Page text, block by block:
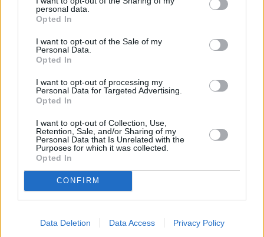
personal data.
Opted In
I want to opt-out of the Sale of my
Personal Data.
Opted In
I want to opt-out of processing my
Personal Data for Targeted Advertising.
Opted In
I want to opt-out of Collection, Use,
Retention, Sale, and/or Sharing of my
Personal Data that Is Unrelated with the
Purposes for which it was collected.
Opted In
CONFIRM
Data Deletion Data Access Privacy Policy
Die Hecks stecken ganz schön in Schwierigkeiten:
auf die Familie aufmerksam geworden, nachdem Frankie
Serie/ Comedyserie
The Middle
Bricks Lehrer teilen Frankie und Mike mit, dass Brick
im normalen Umgang mit anderen in der Schule hat.
versucht Mike, seinen Sohn in verschiedene...
The
Serie/ Comedyserie
Der Austauschschüler(Foreign Exchange)